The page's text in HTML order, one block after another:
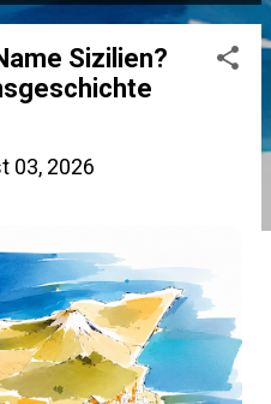
Sizilien?
03, 2026